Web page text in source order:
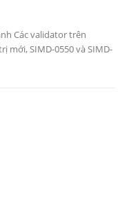
Các validator trên
mới, SIMD-0550 và SIMD-